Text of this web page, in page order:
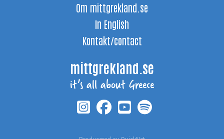
Om mittgrekland.se
In English
Kontakt/contact
mittgrekland.se
it’s all about Greece